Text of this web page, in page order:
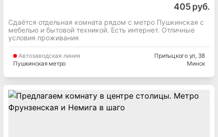
405 руб.
Сдаётся отдельная комната рядом с метро Пушкинская с
мебелью и бытовой техникой. Есть интернет. Отличные
условия проживания
Автозаводская линия
Пушкинская метро
Притыцкого ул, 38
Минск